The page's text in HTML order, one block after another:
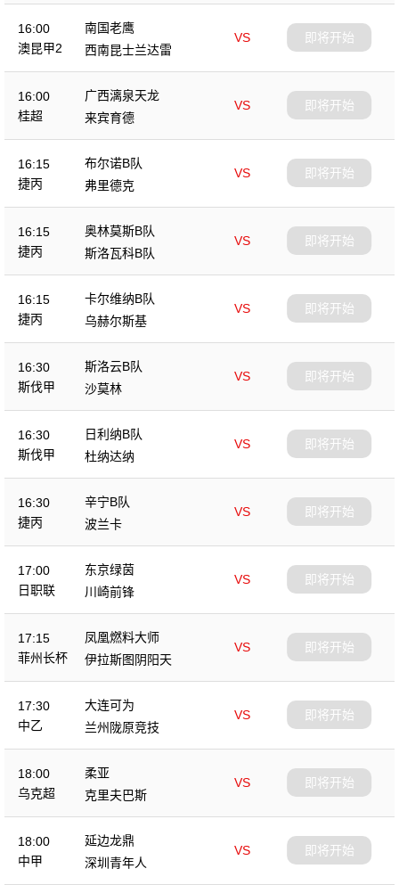
16:00
澳昆甲2
南国老鹰
VS
西南昆士兰达雷
即将开始
16:00
桂超
广西漓泉天龙
VS
来宾育德
即将开始
16:15
捷丙
布尔诺B队
VS
弗里德克
即将开始
16:15
捷丙
奥林莫斯B队
VS
斯洛瓦科B队
即将开始
16:15
捷丙
卡尔维纳B队
VS
乌赫尔斯基
即将开始
16:30
斯伐甲
斯洛云B队
VS
沙莫林
即将开始
16:30
斯伐甲
日利纳B队
VS
杜纳达纳
即将开始
16:30
捷丙
辛宁B队
VS
波兰卡
即将开始
17:00
日职联
东京绿茵
VS
川崎前锋
即将开始
17:15
菲州长杯
凤凰燃料大师
VS
伊拉斯图阴阳天
即将开始
17:30
中乙
大连可为
VS
兰州陇原竞技
即将开始
18:00
乌克超
柔亚
VS
克里夫巴斯
即将开始
18:00
中甲
延边龙鼎
VS
深圳青年人
即将开始